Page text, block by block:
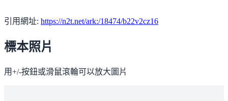
引用網址: https://n2t.net/ark:/18474/b22v2cz16
標本照片
用+/-按鈕或滑鼠滾輪可以放大圖片